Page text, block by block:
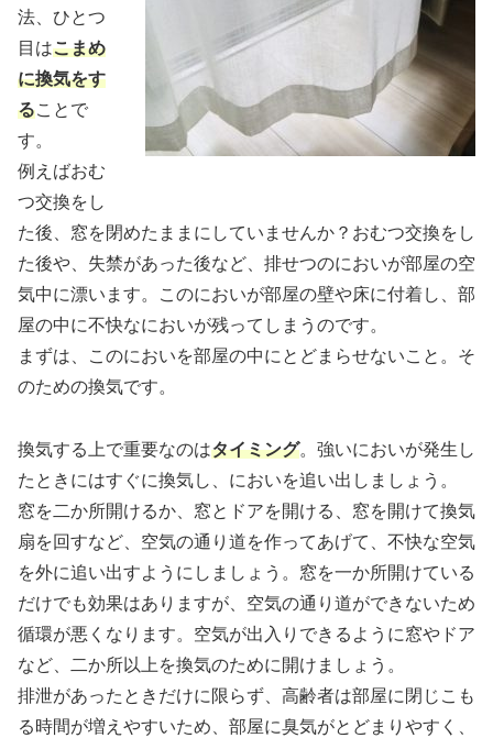
法、ひとつ
目はこまめ
に換気をす
ることで
す。
例えばおむ
つ交換をし
た後、窓を閉めたままにしていませんか？おむつ交換をし
た後や、失禁があった後など、排せつのにおいが部屋の空
気中に漂います。このにおいが部屋の壁や床に付着し、部
屋の中に不快なにおいが残ってしまうのです。
まずは、このにおいを部屋の中にとどまらせないこと。そ
のための換気です。
換気する上で重要なのはタイミング。強いにおいが発生し
たときにはすぐに換気し、においを追い出しましょう。
窓を二か所開けるか、窓とドアを開ける、窓を開けて換気
扇を回すなど、空気の通り道を作ってあげて、不快な空気
を外に追い出すようにしましょう。窓を一か所開けている
だけでも効果はありますが、空気の通り道ができないため
循環が悪くなります。空気が出入りできるように窓やドア
など、二か所以上を換気のために開けましょう。
排泄があったときだけに限らず、高齢者は部屋に閉じこも
る時間が増えやすいため、部屋に臭気がとどまりやすく、